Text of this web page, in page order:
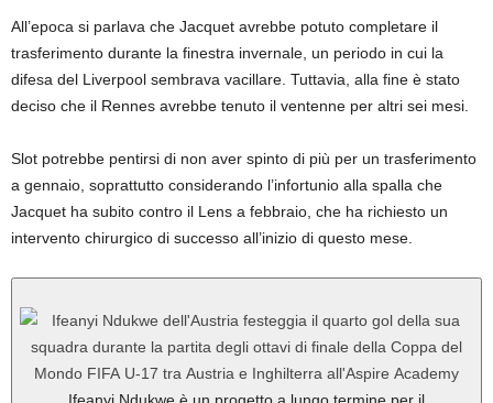
All’epoca si parlava che Jacquet avrebbe potuto completare il
trasferimento durante la finestra invernale, un periodo in cui la
difesa del Liverpool sembrava vacillare. Tuttavia, alla fine è stato
deciso che il Rennes avrebbe tenuto il ventenne per altri sei mesi.
Slot potrebbe pentirsi di non aver spinto di più per un trasferimento
a gennaio, soprattutto considerando l’infortunio alla spalla che
Jacquet ha subito contro il Lens a febbraio, che ha richiesto un
intervento chirurgico di successo all’inizio di questo mese.